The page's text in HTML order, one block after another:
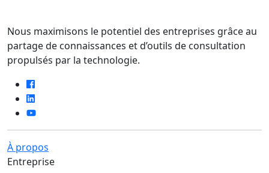
Nous maximisons le potentiel des entreprises grâce au
partage de connaissances et d’outils de consultation
propulsés par la technologie.
À propos
Entreprise